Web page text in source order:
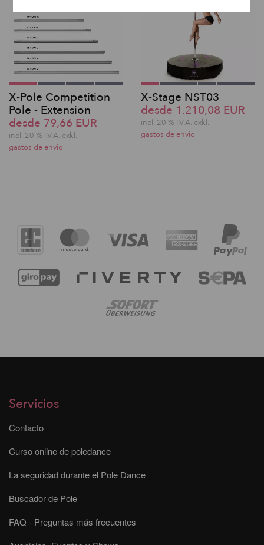
X-Pole Competition
Pole - Extension
desde 79,66 EUR
incl. 20 % I.V.A. exkl.
gastos de envio
X-Stage NST03
desde 1.210,08 EUR
incl. 20 % I.V.A. exkl.
gastos de envio
Servicios
Contacto
Curso online de poledance
La seguridad durante el Pole Dance
Buscador de Pole
FAQ - Preguntas más frecuentes